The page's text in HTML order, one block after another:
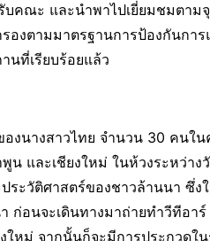
ณะ และนำพาไปเยี่ยมชมตามจุ
องตามมาตรฐานการป้องกันกา
นที่เรียบร้อยแล้ว
องนางสาวไทย จำนวน 30 คนใ
น และเชียงใหม่ ในห้วงระหว่า
ระวัติศาสตร์ของชาวล้านนา ซึ่ง
อนจะเดินทางมาถ่ายทำวีทีอาร์
ใหม่ จากนั้นก็จะมีการประกวด